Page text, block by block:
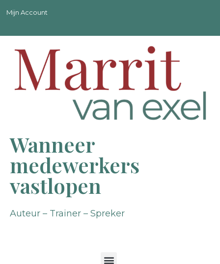
Mijn Account
Wanneer
medewerkers
vastlopen
Auteur – Trainer – Spreker